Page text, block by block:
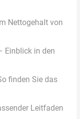
Nettogehalt von
Einblick in den
finden Sie das
Leitfaden